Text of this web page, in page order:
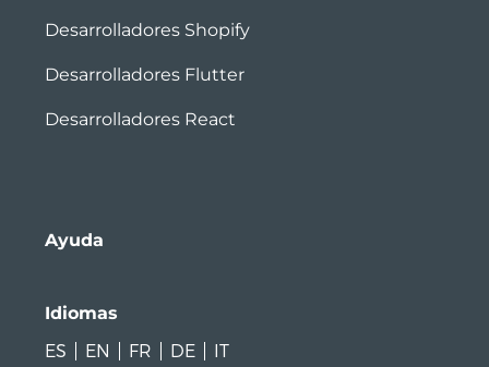
Desarrolladores Shopify
Desarrolladores Flutter
Desarrolladores React
Ayuda
Idiomas
ES
EN FR DE IT